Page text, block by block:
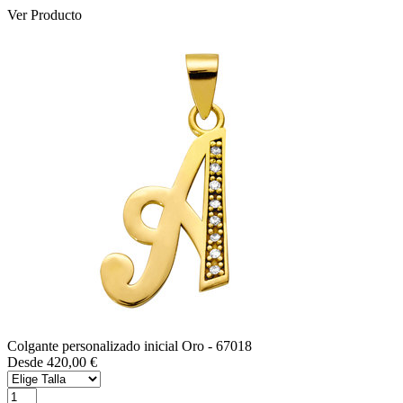
Ver Producto
Colgante personalizado inicial Oro - 67018
Desde 420,00 €